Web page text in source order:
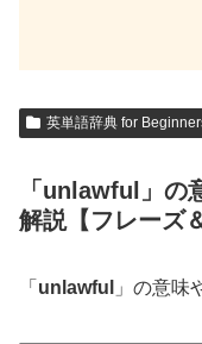
英単語辞典 for
「unlawful」の
解説【フレーズ
「 unlawful 」の意味